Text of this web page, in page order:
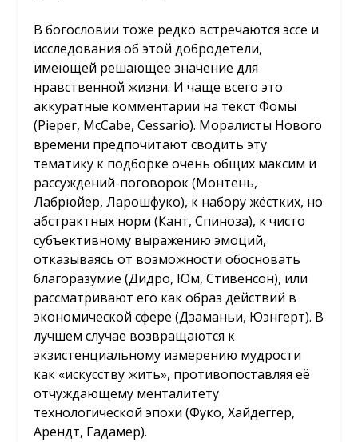
В богословии тоже редко встречаются эссе и
исследования об этой добродетели,
имеющей решающее значение для
нравственной жизни. И чаще всего это
аккуратные комментарии на текст Фомы
(Pieper, McCabe, Cessario). Моралисты Нового
времени предпочитают сводить эту
тематику к подборке очень общих максим и
рассуждений-поговорок (Монтень,
Лабрюйер, Ларошфуко), к набору жёстких, но
абстрактных норм (Кант, Спиноза), к чисто
субъективному выражению эмоций,
отказываясь от возможности обосновать
благоразумие (Дидро, Юм, Стивенсон), или
рассматривают его как образ действий в
экономической сфере (Дзаманьи, Юэнгерт). В
лучшем случае возвращаются к
экзистенциальному измерению мудрости
как «искусству жить», противопоставляя её
отчуждающему менталитету
технологической эпохи (Фуко, Хайдеггер,
Арендт, Гадамер).